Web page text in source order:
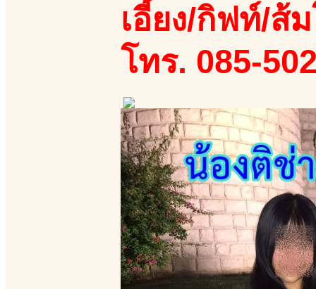
เอี้ยง/กิฟท์/ส้
โทร. 085-